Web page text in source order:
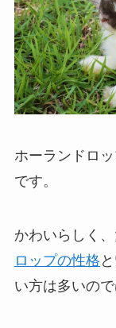
ホーランドロ
です。
かわいらしく
ロップの性格
い方は多いの